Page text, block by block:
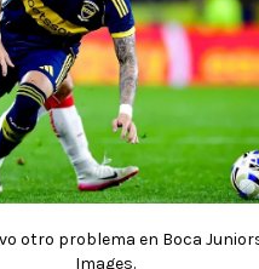
otro problema en Boca
Images.